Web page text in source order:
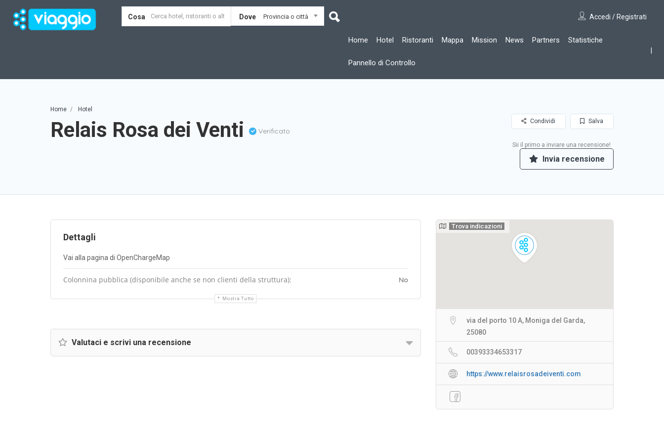
Cosa Dove Provincia o città Accedi / Registrati
Home Hotel Ristoranti Mappa Mission News Partners Statistiche
Pannello di Controllo
Home Hotel
Relais Rosa dei Venti Verificato
Salva
Condividi
Sii il primo a inviare una recensione!
Invia recensione
Dettagli
Vai alla pagina di OpenChargeMap
Colonnina pubblica (disponibile anche se non clienti della struttura): No
Mostra Tutto
Valutaci e scrivi una recensione
Trova indicazioni
via del porto 10 A, Moniga del Garda,
25080
00393334653317
https://www.relaisrosadeiventi.com